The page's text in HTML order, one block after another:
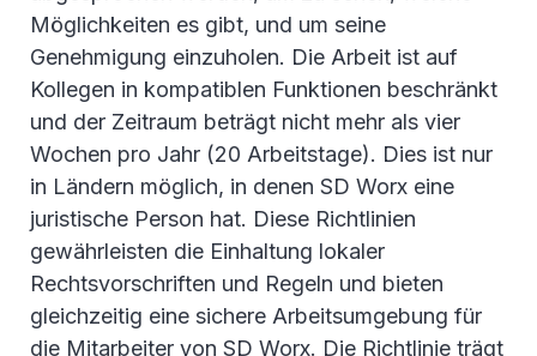
Möglichkeiten es gibt, und um seine
Genehmigung einzuholen. Die Arbeit ist auf
Kollegen in kompatiblen Funktionen beschränkt
und der Zeitraum beträgt nicht mehr als vier
Wochen pro Jahr (20 Arbeitstage). Dies ist nur
in Ländern möglich, in denen SD Worx eine
juristische Person hat. Diese Richtlinien
gewährleisten die Einhaltung lokaler
Rechtsvorschriften und Regeln und bieten
gleichzeitig eine sichere Arbeitsumgebung für
die Mitarbeiter von SD Worx. Die Richtlinie trägt